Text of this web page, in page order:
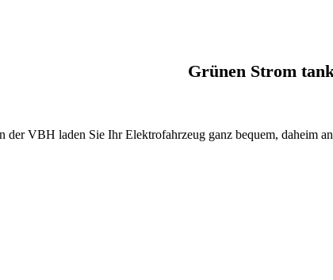
Grünen Strom
der VBH laden Sie Ihr Elektrofahrzeug ganz bequem, daheim